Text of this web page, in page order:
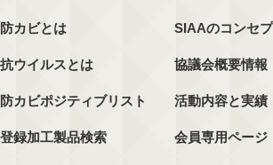
防カビとは
抗ウイルスとは
防カビポジティブリスト
登録加工製品検索
SIAAのコンセプ
協議会概要情報
活動内容と実績
会員専用ページ